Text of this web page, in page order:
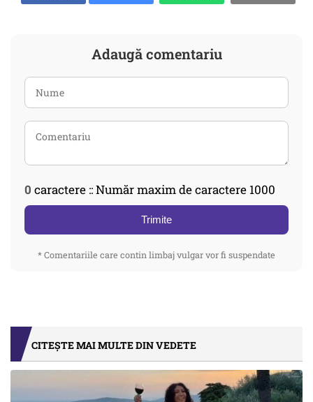
Adaugă comentariu
0 caractere :: Număr maxim de caractere 1000
Trimite
* Comentariile care contin limbaj vulgar vor fi suspendate
CITEȘTE MAI MULTE DIN VEDETE